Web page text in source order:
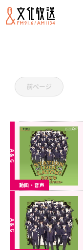
前ページ
動画・音声